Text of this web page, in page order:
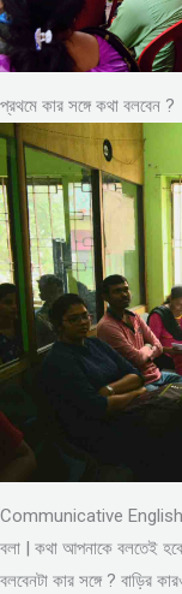
প্রথমে কার সঙ্গে কথা বলবেন ?
Communicative English
বলা | কথা আপনাকে বলতেই
বলবেনটা কার সঙ্গে ? বাড়ির